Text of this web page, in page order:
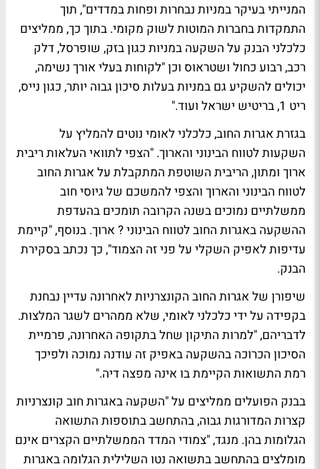
המנייתי בעיקר במניות נבחרות ופחות במדדים", תוך
התמקדות בחברות המוטות לשוק מקומי. בתוך כך, ממליצים
כלכלני הבנק על השקעה במניות כגון בזק, שופרסל, דלק
רכב, רבוע כחול ושטראוס וכן "לקוחות בעלי אורך נשימה,
יכולים להשקיע גם במניות בעלות סיכון גבוה יותר, כגון נייס,
ריט 1, בריטיש ישראל ועוד."
בגזרת אגרות החוב, כלכלני לאומי נוטים להמליץ על
השקעות לטווח הבינוני והארוך. "הצפי לתוואי העלאות ריבית
ארוך ומתון, הריבית השוטפת המתקבלת על אגרות החוב
לטווח הבינוני והארוך והצפי להמשכם של גיוסי חוב
ממשלתיים נמוכים בשנה הקרובה תומכים בהעדפת
ההשקעה באגרות החוב לטווח הבינוני ? ארוך. בנוסף, "קיימת
עדיפות לאפיק השקלי על פני זה הצמוד", כך נכתב בסקירת
הבנק.
שיפורן של אגרות החוב הקונצרניות לאחרונה עדיין נבחנת
בקפידה על ידי כלכלני לאומי, שלא ממהרים לשגר המלצות.
לדבריהם, "למרות התיקון שחל בתקופה האחרונה, פרמיית
הסיכון הכרוכה בהשקעה באפיק זה עודנה נמוכה ולפיכך
רמת התשואות הקיימת בו אינה מפצה דיה."
בבנק הפועלים ממליצים על "השקעה באגרות חוב קונצרניות
קצרות המדורגות גבוה, בהתחשב בתוספות התשואה
הגלומות בהן. מנגד, "צמודי המדד הממשלתיים הקצרים אינם
מומלצים בהתחשב בתשואה נטו השלילית הגלומה באגרות